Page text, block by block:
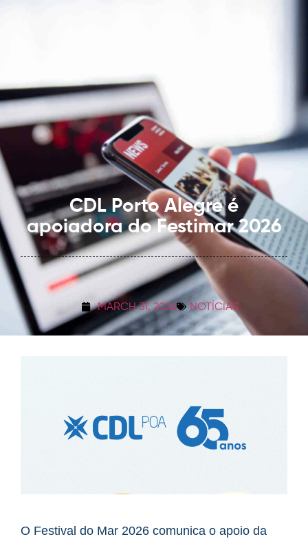
CDL Porto Alegre é
apoiadora do Festimar 2026
MARCH 31, 2026 NOTÍCIAS
O Festival do Mar 2026 comunica o apoio da